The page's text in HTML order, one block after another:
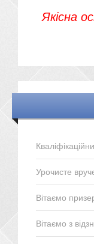
Якісна
Урочисте
Вітаємо
Вітаємо з